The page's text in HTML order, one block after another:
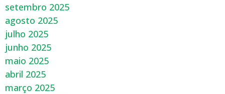
setembro 2025
agosto 2025
julho 2025
junho 2025
maio 2025
abril 2025
março 2025